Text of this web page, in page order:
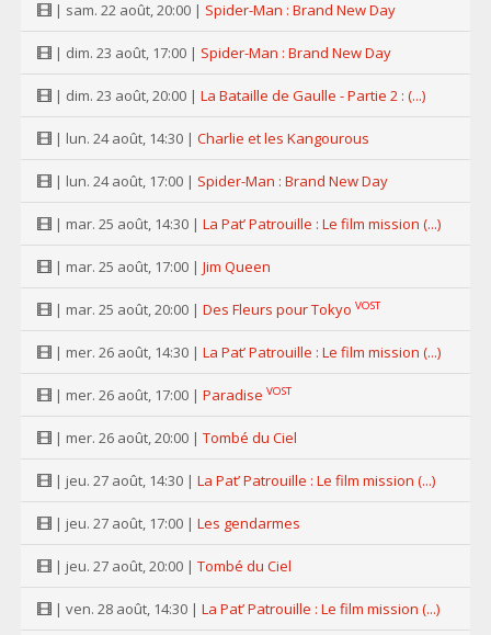
| sam. 22 août, 20:00 | Spider-Man : Brand New Day
| dim. 23 août, 17:00 | Spider-Man : Brand New Day
| dim. 23 août, 20:00 | La Bataille de Gaulle - Partie 2 : (...)
| lun. 24 août, 14:30 | Charlie et les Kangourous
| lun. 24 août, 17:00 | Spider-Man : Brand New Day
| mar. 25 août, 14:30 | La Pat’ Patrouille : Le film mission (...)
| mar. 25 août, 17:00 | Jim Queen
| mar. 25 août, 20:00 | Des Fleurs pour Tokyo VOST
| mer. 26 août, 14:30 | La Pat’ Patrouille : Le film mission (...)
| mer. 26 août, 17:00 | Paradise VOST
| mer. 26 août, 20:00 | Tombé du Ciel
| jeu. 27 août, 14:30 | La Pat’ Patrouille : Le film mission (...)
| jeu. 27 août, 17:00 | Les gendarmes
| jeu. 27 août, 20:00 | Tombé du Ciel
| ven. 28 août, 14:30 | La Pat’ Patrouille : Le film mission (...)